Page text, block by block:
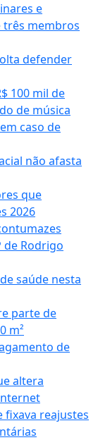
e
membros
defender
100 mil de
de música
caso de
não afasta
que
2026
de Rodrigo
saúde nesta
parte de
m²
de
altera
fixava reajustes